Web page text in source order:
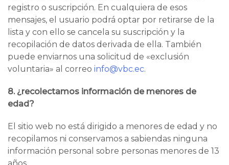
registro o suscripción. En cualquiera de esos
mensajes, el usuario podrá optar por retirarse de la
lista y con ello se cancela su suscripción y la
recopilación de datos derivada de ella. También
puede enviarnos una solicitud de «exclusión
voluntaria» al correo info@vbc.ec.
8. ¿recolectamos información de menores de
edad?
El sitio web no está dirigido a menores de edad y no
recopilamos ni conservamos a sabiendas ninguna
información personal sobre personas menores de 13